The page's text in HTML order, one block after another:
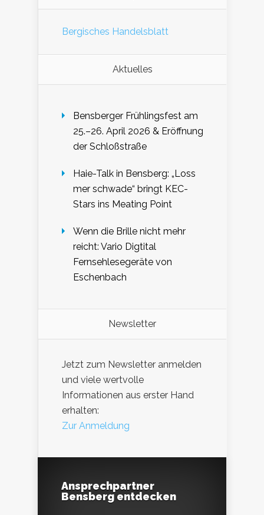
Bergisches Handelsblatt
Aktuelles
Bensberger Frühlingsfest am
25.–26. April 2026 & Eröffnung
der Schloßstraße
Haie-Talk in Bensberg: „Loss
mer schwade“ bringt KEC-
Stars ins Meating Point
Wenn die Brille nicht mehr
reicht: Vario Digtital
Fernsehlesegeräte von
Eschenbach
Newsletter
Jetzt zum Newsletter anmelden
und viele wertvolle
Informationen aus erster Hand
erhalten:
Zur Anmeldung
Ansprechpartner
Bensberg entdecken